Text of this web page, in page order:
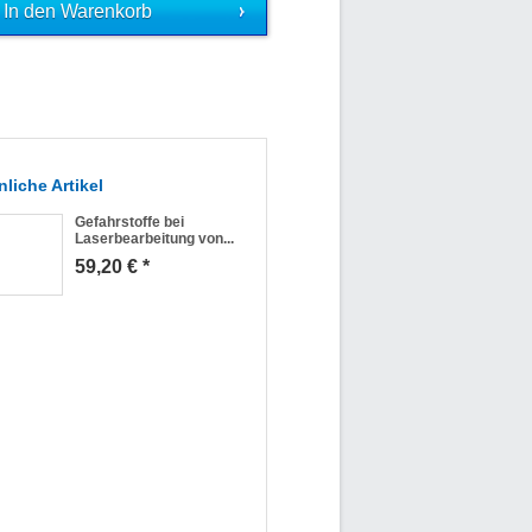
Artikel
Gefahrstoffe bei
Laserbearbeitung von...
59,20 € *